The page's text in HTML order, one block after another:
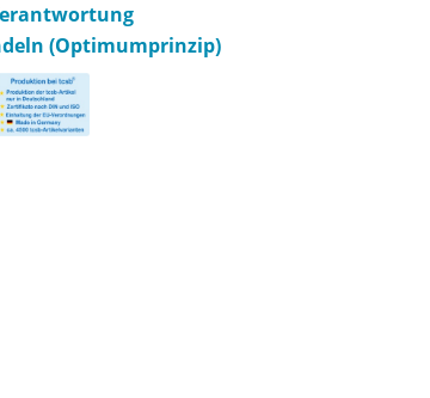
(Optimumprinzip)